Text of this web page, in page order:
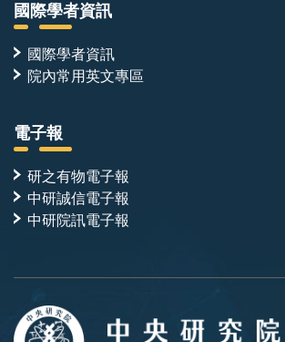
國際學者資訊
國際學者資訊
院內常用英文專區
電子報
研之有物電子報
中研誠信電子報
中研院訊電子報